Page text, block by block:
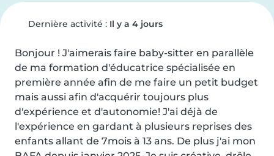
Dernière activité : Il y a 4 jours
Bonjour ! J'aimerais faire baby-sitter en parallèle
de ma formation d'éducatrice spécialisée en
première année afin de me faire un petit budget
mais aussi afin d'acquérir toujours plus
d'expérience et d'autonomie! J'ai déjà de
l'expérience en gardant à plusieurs reprises des
enfants allant de 7mois à 13 ans. De plus j'ai mon